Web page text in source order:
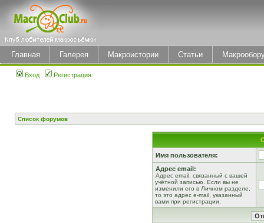
Главная Галерея Макроистории Статьи
Вход Регистрация
Список форумов
Имя пользователя:
Адрес email:
Адрес email, связанный с вашей
учётной записью. Если вы не
изменили его в Личном разделе,
то это адрес e-mail, указанный
вами при регистрации.